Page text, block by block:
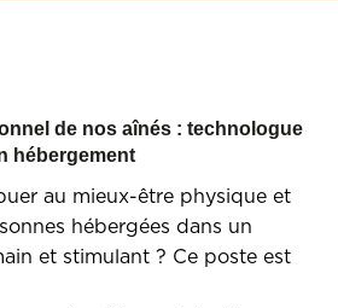
de nos aînés : technologue
hébergement
au mieux-être physique et
hébergées dans un
et stimulant ? Ce poste est